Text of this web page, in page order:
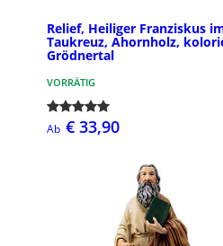
Relief, Heiliger Franziskus
Taukreuz, Ahornholz,
Grödnertal
VORRÄTIG
Ab € 33,90